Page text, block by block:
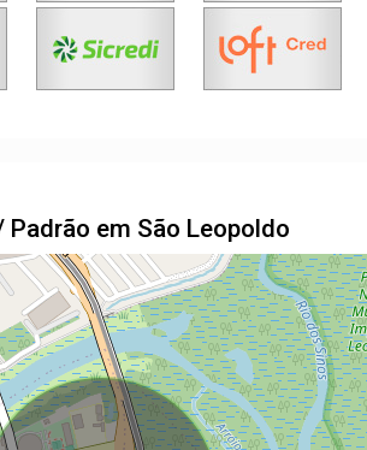
em São Leopoldo